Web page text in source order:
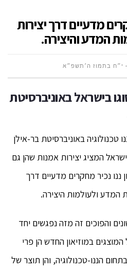
מדעיים דרך יצירות
המדע והיצירה.
בישראל באוניברסיטת
טכנולוגיה באוניברסיטת בר-אילן
המציג יצירות אמנות שהן גם
נכיר מחקרים מדעיים דרך
המדע ולעולמות היצירה.
והפוכים זה מזה נפגשים יחד
במוזיאון החדש הן פרי
הננו-טכנולוגיה, והן תוצר של